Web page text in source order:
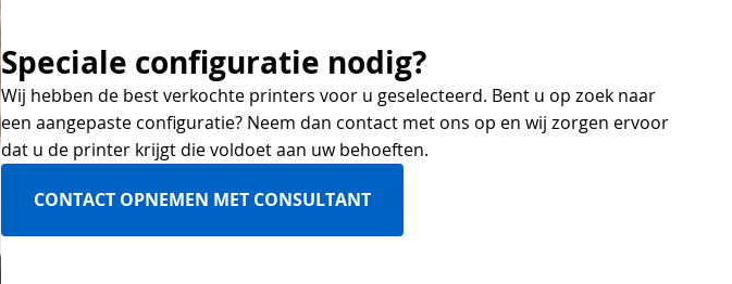
Speciale configuratie nodig?
Wij hebben de best verkochte printers voor u geselecteerd. Bent u op zoek naar
een aangepaste configuratie? Neem dan contact met ons op en wij zorgen ervoor
dat u de printer krijgt die voldoet aan uw behoeften.
CONTACT OPNEMEN MET CONSULTANT